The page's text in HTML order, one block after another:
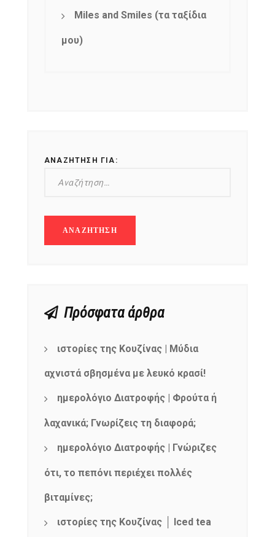
Miles and Smiles (τα ταξίδια
μου)
ΑΝΑΖΉΤΗΣΗ ΓΙΑ:
Πρόσφατα άρθρα
ιστορίες της Κουζίνας | Μύδια
αχνιστά σβησμένα με λευκό κρασί!
ημερολόγιο Διατροφής | Φρούτα ή
λαχανικά; Γνωρίζεις τη διαφορά;
ημερολόγιο Διατροφής | Γνώριζες
ότι, το πεπόνι περιέχει πολλές
βιταμίνες;
ιστορίες της Κουζίνας │ Iced tea